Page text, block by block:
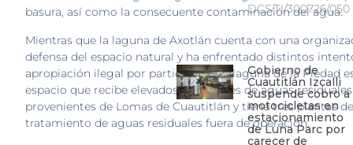
basura, así como la consecuente contaminación del agua.
Mientras que la laguna de Axotlán cuenta con una
defensa del espacio natural y ha enfrentado distintos
apropiación ilegal por particulares, la laguna de la Piedad
espacio que recibe elevados volúmenes de aguas residuales
provenientes de Lomas de Cuautitlán y tiene tres plantas de
tratamiento de aguas residuales fuera de operación.
DCS/TI/300726/050
Gobierno de
Cuautitlán Izcalli
suspende cobro a
motocicletas en
estacionamiento
de Luna Parc por
carecer de